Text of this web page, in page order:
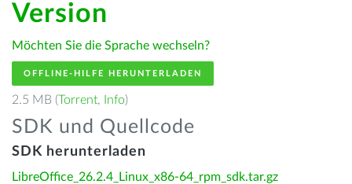
Version
Möchten Sie die Sprache wechseln?
OFFLINE-HILFE HERUNTERLADEN
2.5 MB (Torrent, Info)
SDK und Quellcode
SDK herunterladen
LibreOffice_26.2.4_Linux_x86-64_rpm_sdk.tar.gz